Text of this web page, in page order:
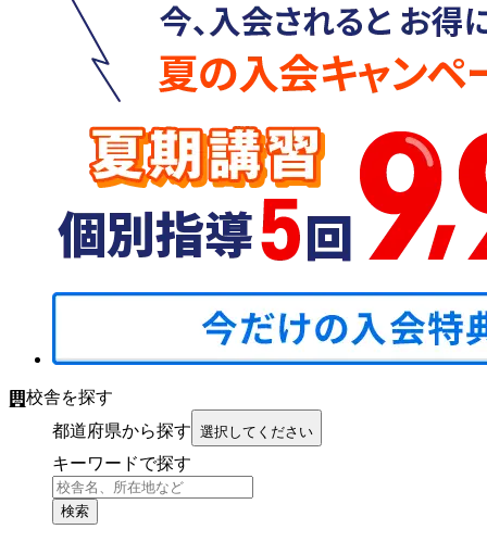
校舎を探す
都道府県から探す 選択してください
キーワードで探す
検索